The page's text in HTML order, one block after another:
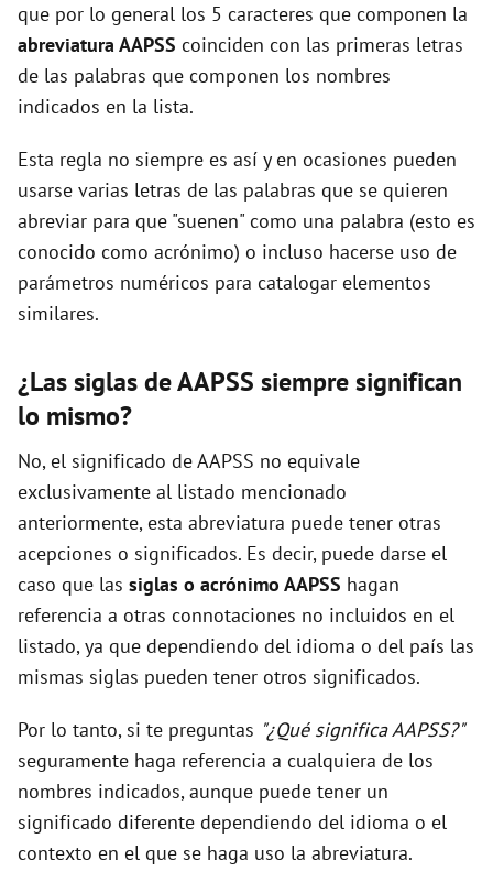
i
e
o
que por lo general los 5 caracteres que componen la
abreviatura AAPSS coinciden con las primeras letras
de las palabras que componen los nombres
indicados en la lista.
Esta regla no siempre es así y en ocasiones pueden
usarse varias letras de las palabras que se quieren
abreviar para que "suenen" como una palabra (esto es
conocido como acrónimo) o incluso hacerse uso de
parámetros numéricos para catalogar elementos
similares.
¿Las siglas de AAPSS siempre significan
lo mismo?
No, el significado de AAPSS no equivale
exclusivamente al listado mencionado
anteriormente, esta abreviatura puede tener otras
acepciones o significados. Es decir, puede darse el
caso que las siglas o acrónimo AAPSS hagan
referencia a otras connotaciones no incluidos en el
listado, ya que dependiendo del idioma o del país las
mismas siglas pueden tener otros significados.
Por lo tanto, si te preguntas "¿Qué significa AAPSS?"
seguramente haga referencia a cualquiera de los
nombres indicados, aunque puede tener un
significado diferente dependiendo del idioma o el
contexto en el que se haga uso la abreviatura.